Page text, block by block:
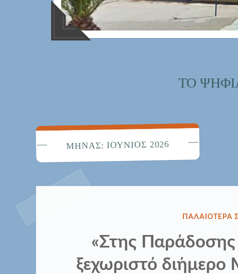
ΤΟ
ΜΉΝΑΣ:ΙΟΎΝΙΟΣ 2026
ΠΑΛΑΙΟΤΕΡΑ
«Στης
ξεχωριστό